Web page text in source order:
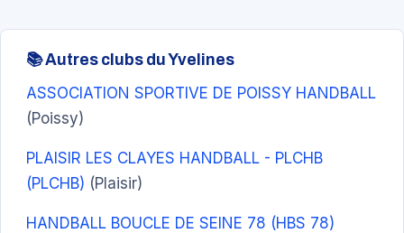
📚 Autres clubs du Yvelines
ASSOCIATION SPORTIVE DE POISSY HANDBALL
(Poissy)
PLAISIR LES CLAYES HANDBALL - PLCHB
(PLCHB) (Plaisir)
HANDBALL BOUCLE DE SEINE 78 (HBS 78)